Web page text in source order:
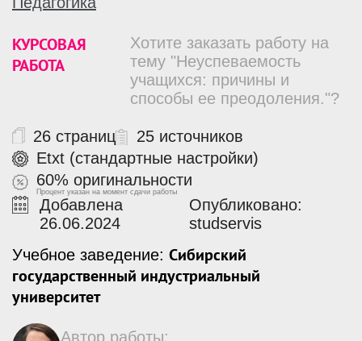
КУРСОВАЯ
РАБОТА
Хотите заказать работу на
тему "Неуспеваемость
учащихся: причины и
способы ее преодоления."?
26 страниц
25 источников
Etxt (стандартные настройки)
60% оригинальности
Процент указан на момент сдачи работы
Добавлена
26.06.2024
Опубликовано:
studservis
Учебное заведение: Сибирский
государственный индустриальный
университет
Автор работы: